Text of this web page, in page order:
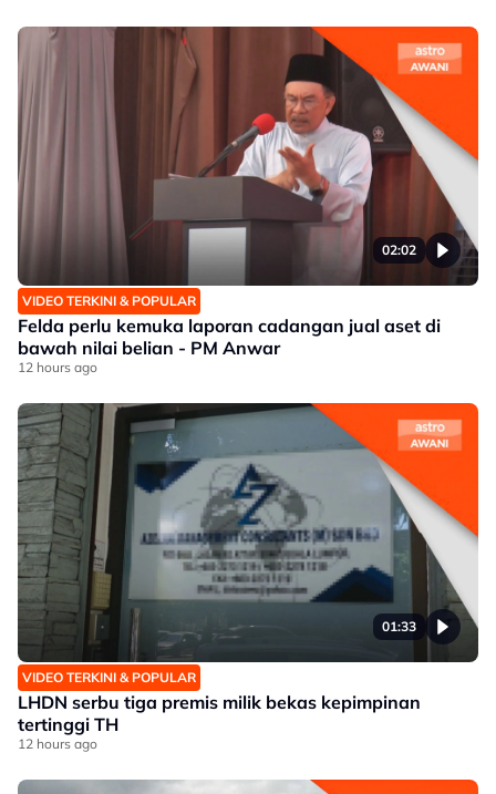
02:02
VIDEO TERKINI & POPULAR
Felda perlu kemuka laporan cadangan jual aset di
bawah nilai belian - PM Anwar
12 hours ago
01:33
VIDEO TERKINI & POPULAR
LHDN serbu tiga premis milik bekas kepimpinan
tertinggi TH
12 hours ago